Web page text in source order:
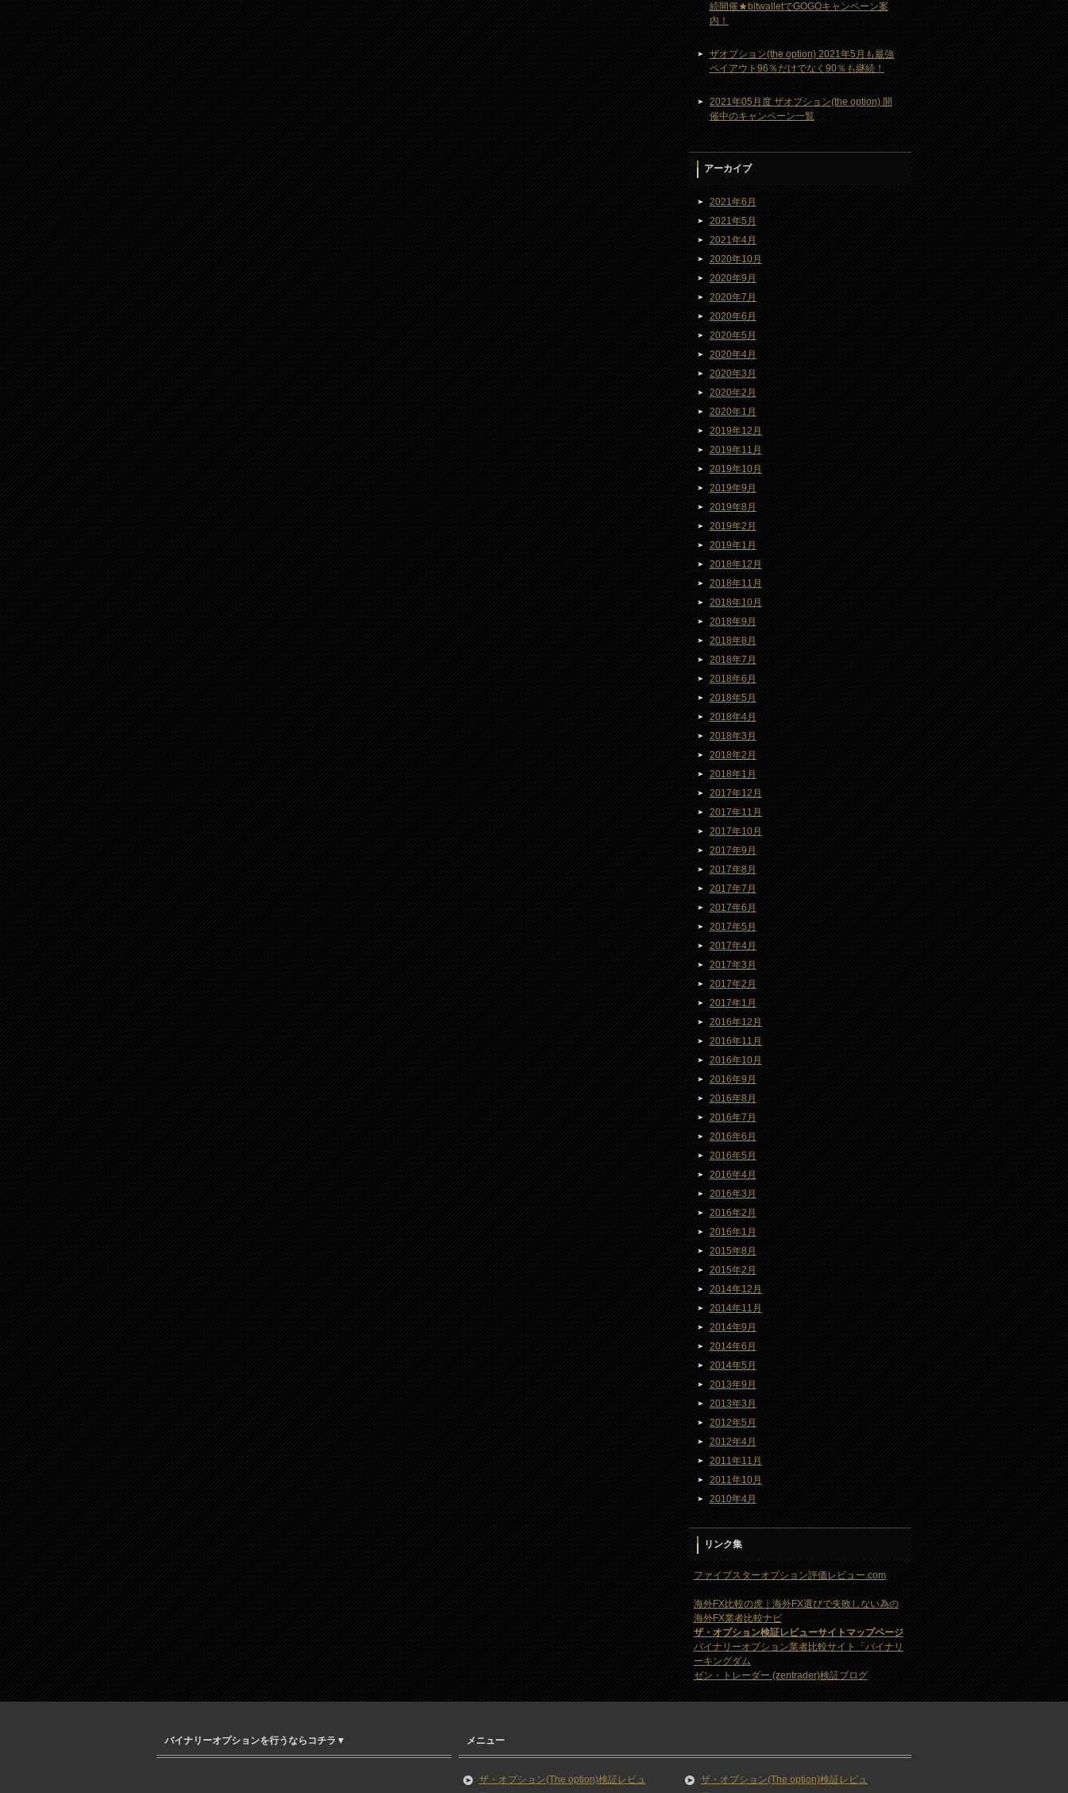
続開催★bitwalletでGOGOキャンペーン案
内！
ザオプション(the option) 2021年5月も最強
ペイアウト96％だけでなく90％も継続！
2021年05月度 ザオプション(the option) 開
催中のキャンペーン一覧
アーカイブ
2021年6月
2021年5月
2021年4月
2020年10月
2020年9月
2020年7月
2020年6月
2020年5月
2020年4月
2020年3月
2020年2月
2020年1月
2019年12月
2019年11月
2019年10月
2019年9月
2019年8月
2019年2月
2019年1月
2018年12月
2018年11月
2018年10月
2018年9月
2018年8月
2018年7月
2018年6月
2018年5月
2018年4月
2018年3月
2018年2月
2018年1月
2017年12月
2017年11月
2017年10月
2017年9月
2017年8月
2017年7月
2017年6月
2017年5月
2017年4月
2017年3月
2017年2月
2017年1月
2016年12月
2016年11月
2016年10月
2016年9月
2016年8月
2016年7月
2016年6月
2016年5月
2016年4月
2016年3月
2016年2月
2016年1月
2015年8月
2015年2月
2014年12月
2014年11月
2014年9月
2014年6月
2014年5月
2013年9月
2013年3月
2012年5月
2012年4月
2011年11月
2011年10月
2010年4月
リンク集
ファイブスターオプション評価レビュー.com
海外FX比較の虎｜海外FX選びで失敗しない為の
海外FX業者比較ナビ
ザ・オプション検証レビューサイトマップページ
バイナリーオプション業者比較サイト「バイナリ
ーキングダム
ゼン・トレーダー (zentrader)検証ブログ
バイナリーオプションを行うならコチラ▼ メニュー
ザ・オプション(The option)検証レビュ
ザ・オプション(The option)検証レビュ